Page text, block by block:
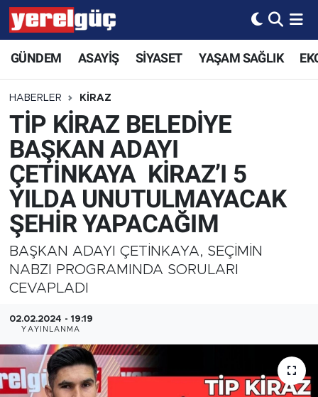
GÜNDEM ASAYİŞ SİYASET YAŞAM SAĞLIK
HABERLER KİRAZ
TİP KİRAZ BELEDİYE
BAŞKAN ADAYI
ÇETİNKAYA KİRAZ’I 5
YILDA UNUTULMAYACAK
ŞEHİR YAPACAĞIM
BAŞKAN ADAYI ÇETİNKAYA, SEÇİMİN
NABZI PROGRAMINDA SORULARI
CEVAPLADI
02.02.2024 - 19:19
YAYINLANMA